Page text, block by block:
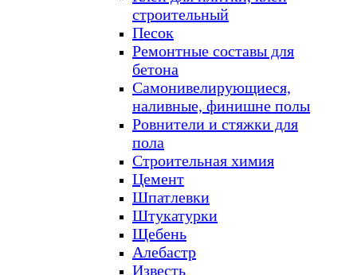
строительный
Песок
Ремонтные составы для
бетона
Самонивелирующиеся,
наливные, финишне полы
Ровнители и стяжки для
пола
Строительная химия
Цемент
Шпатлевки
Штукатурки
Щебень
Алебастр
Известь